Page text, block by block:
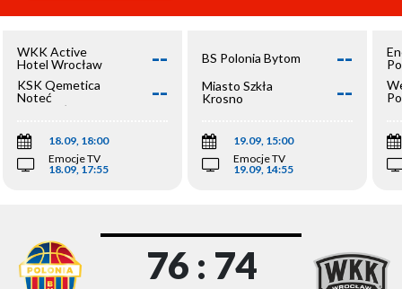
WKK Active
Hotel Wrocław
--
KSK Qemetica
Noteć
Inowrocław
--
18.09, 18:00
Emocje TV
18.09, 17:55
BS Polonia Bytom --
Miasto Szkła
Krosno
--
19.09, 15:00
Emocje TV
19.09, 14:55
76 : 74